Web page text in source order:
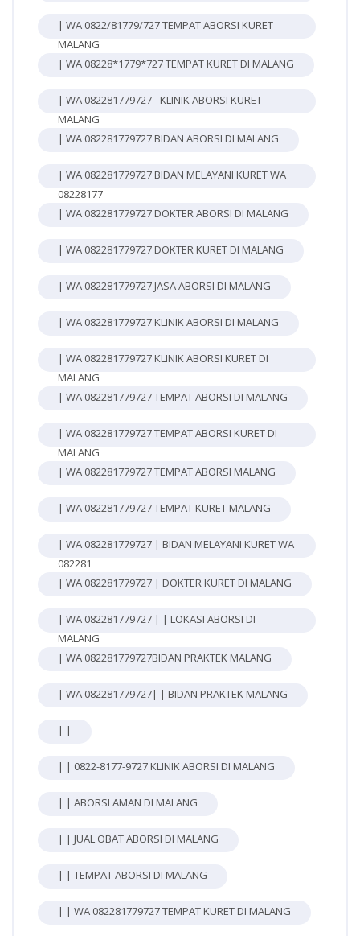
| WA 0822/81779/727 TEMPAT ABORSI KURET
MALANG
| WA 08228*1779*727 TEMPAT KURET DI MALANG
| WA 082281779727 - KLINIK ABORSI KURET
MALANG
| WA 082281779727 BIDAN ABORSI DI MALANG
| WA 082281779727 BIDAN MELAYANI KURET WA
08228177
| WA 082281779727 DOKTER ABORSI DI MALANG
| WA 082281779727 DOKTER KURET DI MALANG
| WA 082281779727 JASA ABORSI DI MALANG
| WA 082281779727 KLINIK ABORSI DI MALANG
| WA 082281779727 KLINIK ABORSI KURET DI
MALANG
| WA 082281779727 TEMPAT ABORSI DI MALANG
| WA 082281779727 TEMPAT ABORSI KURET DI
MALANG
| WA 082281779727 TEMPAT ABORSI MALANG
| WA 082281779727 TEMPAT KURET MALANG
| WA 082281779727 | BIDAN MELAYANI KURET WA
082281
| WA 082281779727 | DOKTER KURET DI MALANG
| WA 082281779727 | | LOKASI ABORSI DI
MALANG
| WA 082281779727BIDAN PRAKTEK MALANG
| WA 082281779727| | BIDAN PRAKTEK MALANG
| |
| | 0822-8177-9727 KLINIK ABORSI DI MALANG
| | ABORSI AMAN DI MALANG
| | JUAL OBAT ABORSI DI MALANG
| | TEMPAT ABORSI DI MALANG
| | WA 082281779727 TEMPAT KURET DI MALANG